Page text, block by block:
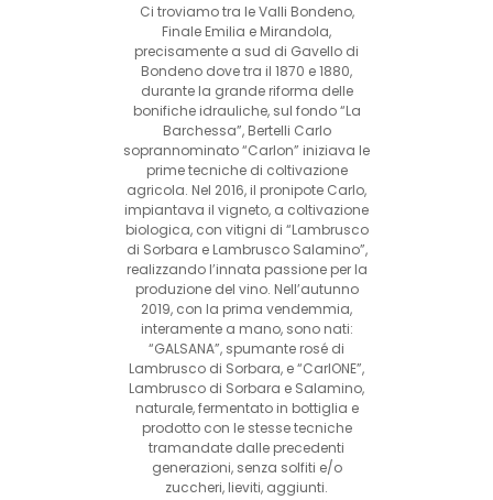
Ci troviamo tra le Valli Bondeno,
Finale Emilia e Mirandola,
precisamente a sud di Gavello di
Bondeno dove tra il 1870 e 1880,
durante la grande riforma delle
bonifiche idrauliche, sul fondo “La
Barchessa”, Bertelli Carlo
soprannominato “Carlon” iniziava le
prime tecniche di coltivazione
agricola. Nel 2016, il pronipote Carlo,
impiantava il vigneto, a coltivazione
biologica, con vitigni di “Lambrusco
di Sorbara e Lambrusco Salamino”,
realizzando l’innata passione per la
produzione del vino. Nell’autunno
2019, con la prima vendemmia,
interamente a mano, sono nati:
“GALSANA”, spumante rosé di
Lambrusco di Sorbara, e “CarlONE”,
Lambrusco di Sorbara e Salamino,
naturale, fermentato in bottiglia e
prodotto con le stesse tecniche
tramandate dalle precedenti
generazioni, senza solfiti e/o
zuccheri, lieviti, aggiunti.